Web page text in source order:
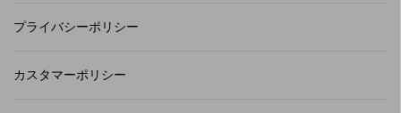
プライバシーポリシー
カスタマーポリシー